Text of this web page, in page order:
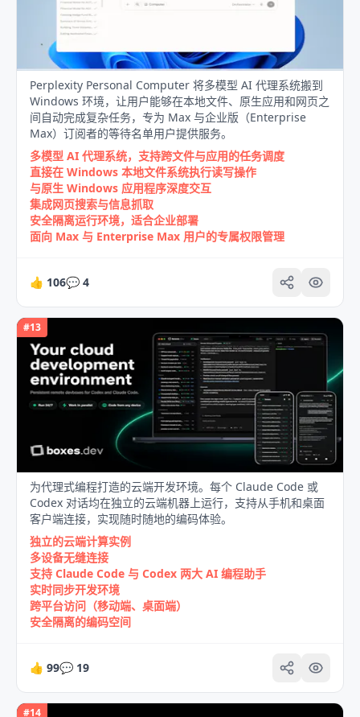
Perplexity Personal Computer 将多模型 AI 代理系统搬到
Windows 环境，让用户能够在本地文件、原生应用和网页之
间自动完成复杂任务，专为 Max 与企业版（Enterprise
Max）订阅者的等待名单用户提供服务。
多模型 AI 代理系统，支持跨文件与应用的任务调度
直接在 Windows 本地文件系统执行读写操作
与原生 Windows 应用程序深度交互
集成网页搜索与信息抓取
安全隔离运行环境，适合企业部署
面向 Max 与 Enterprise Max 用户的专属权限管理
👍 106💬 4
#13
为代理式编程打造的云端开发环境。每个 Claude Code 或
Codex 对话均在独立的云端机器上运行，支持从手机和桌面
客户端连接，实现随时随地的编码体验。
独立的云端计算实例
多设备无缝连接
支持 Claude Code 与 Codex 两大 AI 编程助手
实时同步开发环境
跨平台访问（移动端、桌面端）
安全隔离的编码空间
👍 99💬 19
#14